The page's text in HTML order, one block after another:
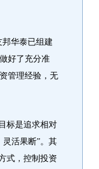
华泰已组建
好了充分准
管理经验，无
标是追求相对
活果断”。其
式，控制投资